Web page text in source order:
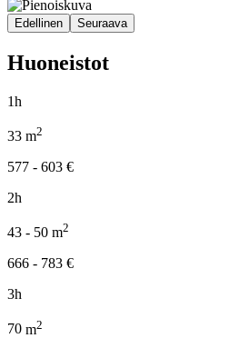
Edellinen Seuraava
Huoneistot
1h
33 m2
577 - 603 €
2h
43 - 50 m2
666 - 783 €
3h
70 m2